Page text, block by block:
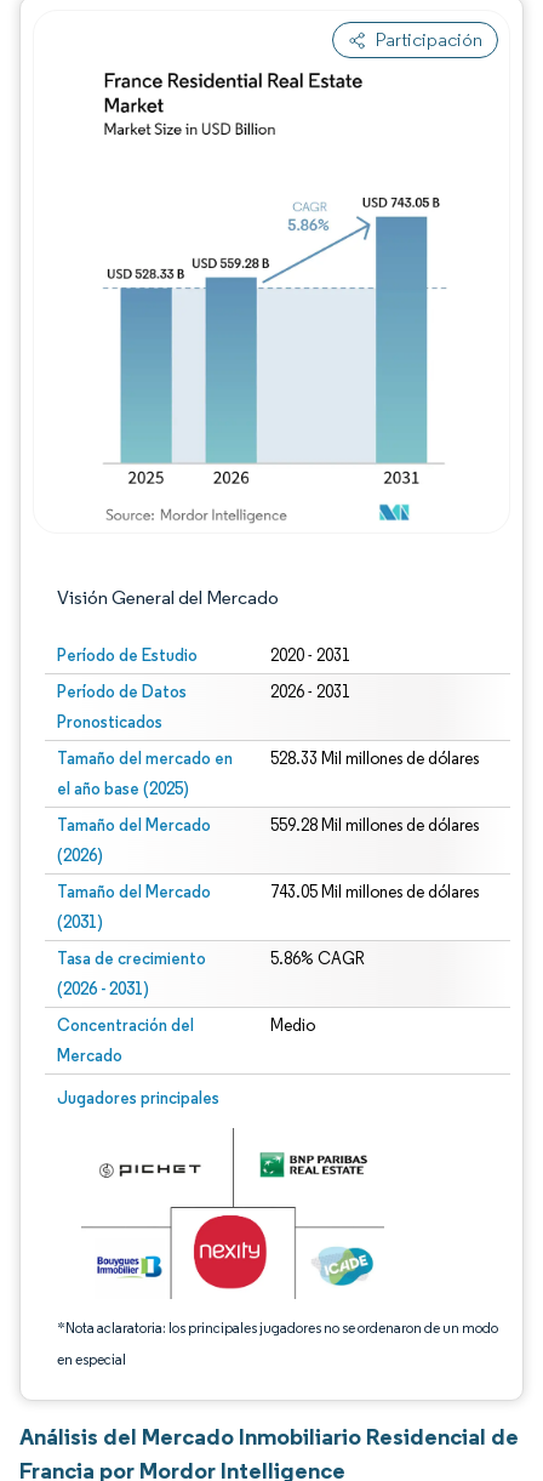
Participación
Visión General del Mercado
Período de Estudio 2020 - 2031
Período de Datos
Pronosticados
2026 - 2031
Tamaño del mercado en
el año base (2025)
528.33 Mil millones de dólares
Tamaño del Mercado
(2026)
559.28 Mil millones de dólares
Tamaño del Mercado
(2031)
743.05 Mil millones de dólares
Tasa de crecimiento
(2026 - 2031)
5.86% CAGR
Concentración del
Mercado
Medio
Jugadores principales
*Nota aclaratoria: los principales jugadores no se ordenaron de un modo
en especial
Imagen © Mordor Intelligence. El uso requiere atribución según CC BY 4.0.
Análisis del Mercado Inmobiliario Residencial de
Francia por Mordor Intelligence